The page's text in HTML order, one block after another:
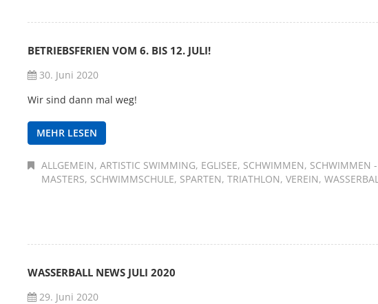
BETRIEBSFERIEN VOM 6. BIS 12. JULI!
30. Juni 2020
Wir sind dann mal weg!
MEHR LESEN
ALLGEMEIN ARTISTIC SWIMMING EGLISEE SCHWIMMEN SCHWIMMEN -
MASTERS SCHWIMMSCHULE SPARTEN TRIATHLON VEREIN
WASSERBALL NEWS JULI 2020
29. Juni 2020